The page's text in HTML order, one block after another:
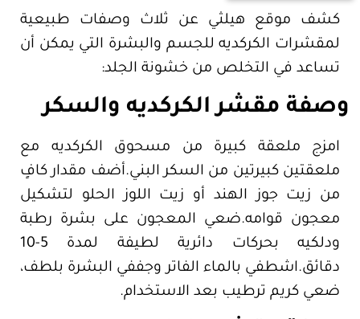
كشف موقع هيلثي عن ثلاث وصفات طبيعية
لمقشرات الكركديه للجسم والبشرة التي يمكن أن
تساعد في التخلص من خشونة الجلد:
وصفة مقشر الكركديه والسكر
امزج ملعقة كبيرة من مسحوق الكركديه مع
ملعقتين كبيرتين من السكر البني.أضف مقدار كافٍ
من زيت جوز الهند أو زيت اللوز الحلو لتشكيل
معجون قوامه.ضعي المعجون على بشرة رطبة
ودلكيه بحركات دائرية لطيفة لمدة 5-10
دقائق.اشطفي بالماء الفاتر وجففي البشرة بلطف،
ضعي كريم ترطيب بعد الاستخدام.